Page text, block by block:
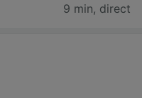
9 min, direct